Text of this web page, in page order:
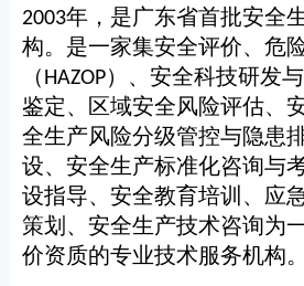
2003年，是广东省首批安全
构。是一家集安全评价、危
（ HAZOP）、安全科技研发
鉴定、区域安全风险评估、
全生产风险分级管控与隐患
设、安全生产标准化咨询与
设指导、安全教育培训、应
策划、安全生产技术咨询为
价资质的专业技术服务机构。